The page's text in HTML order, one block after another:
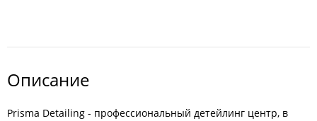
Описание
Prisma Detailing - профессиональный детейлинг центр, в